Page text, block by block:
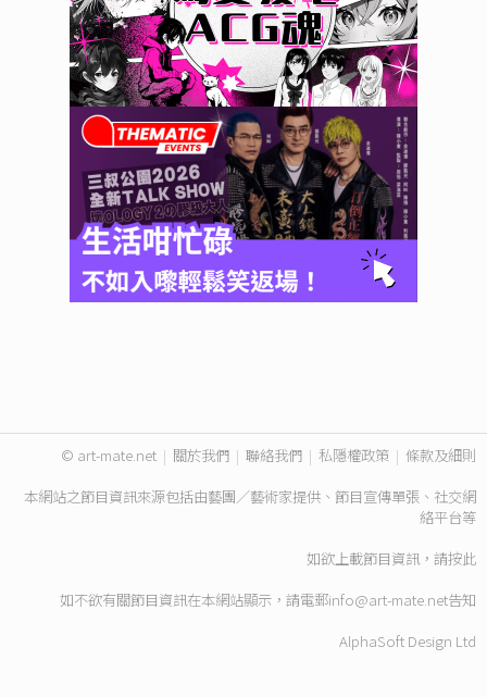
© art-mate.net | 關於我們 | 聯絡我們 | 私隱權政策 | 條款及細則
本網站之節目資訊來源包括由藝團／藝術家提供、節目宣傳單張、社交網
絡平台等
如欲上載節目資訊，請按此
如不欲有關節目資訊在本網站顯示，請電郵info@art-mate.net告知
AlphaSoft Design Ltd